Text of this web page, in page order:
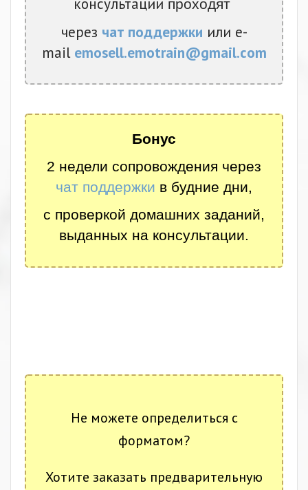
проходят
через чат поддержки или e-
mail emosell.emotrain@gmail.com
Бонус
2 недели сопровождения через
чат поддержки в будние дни,
с проверкой домашних заданий,
выданных на консультации.
Не можете определиться с
форматом?
Хотите заказать предварительную